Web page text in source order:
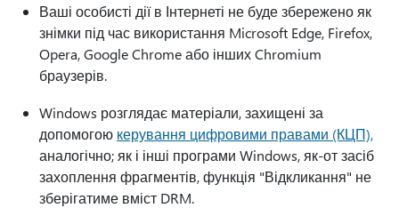
Ваші особисті дії в Інтернеті не буде збережено як
знімки під час використання Microsoft Edge, Firefox,
Opera, Google Chrome або інших Chromium
браузерів.
Windows розглядає матеріали, захищені за
допомогою керування цифровими правами (КЦП),
аналогічно; як і інші програми Windows, як-от засіб
захоплення фрагментів, функція "Відкликання" не
зберігатиме вміст DRM.